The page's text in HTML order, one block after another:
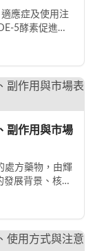
應症及使用注
5酵素促進血
副作用與市場
處方藥物，由輝
展背景、核心